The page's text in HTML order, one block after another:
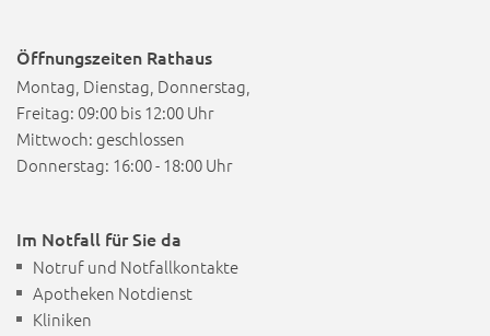
Öffnungszeiten Rathaus
Montag, Dienstag, Donnerstag,
Freitag: 09:00 bis 12:00 Uhr
Mittwoch: geschlossen
Donnerstag: 16:00 - 18:00 Uhr
Im Notfall für Sie da
Notruf und Notfallkontakte
Apotheken Notdienst
Kliniken